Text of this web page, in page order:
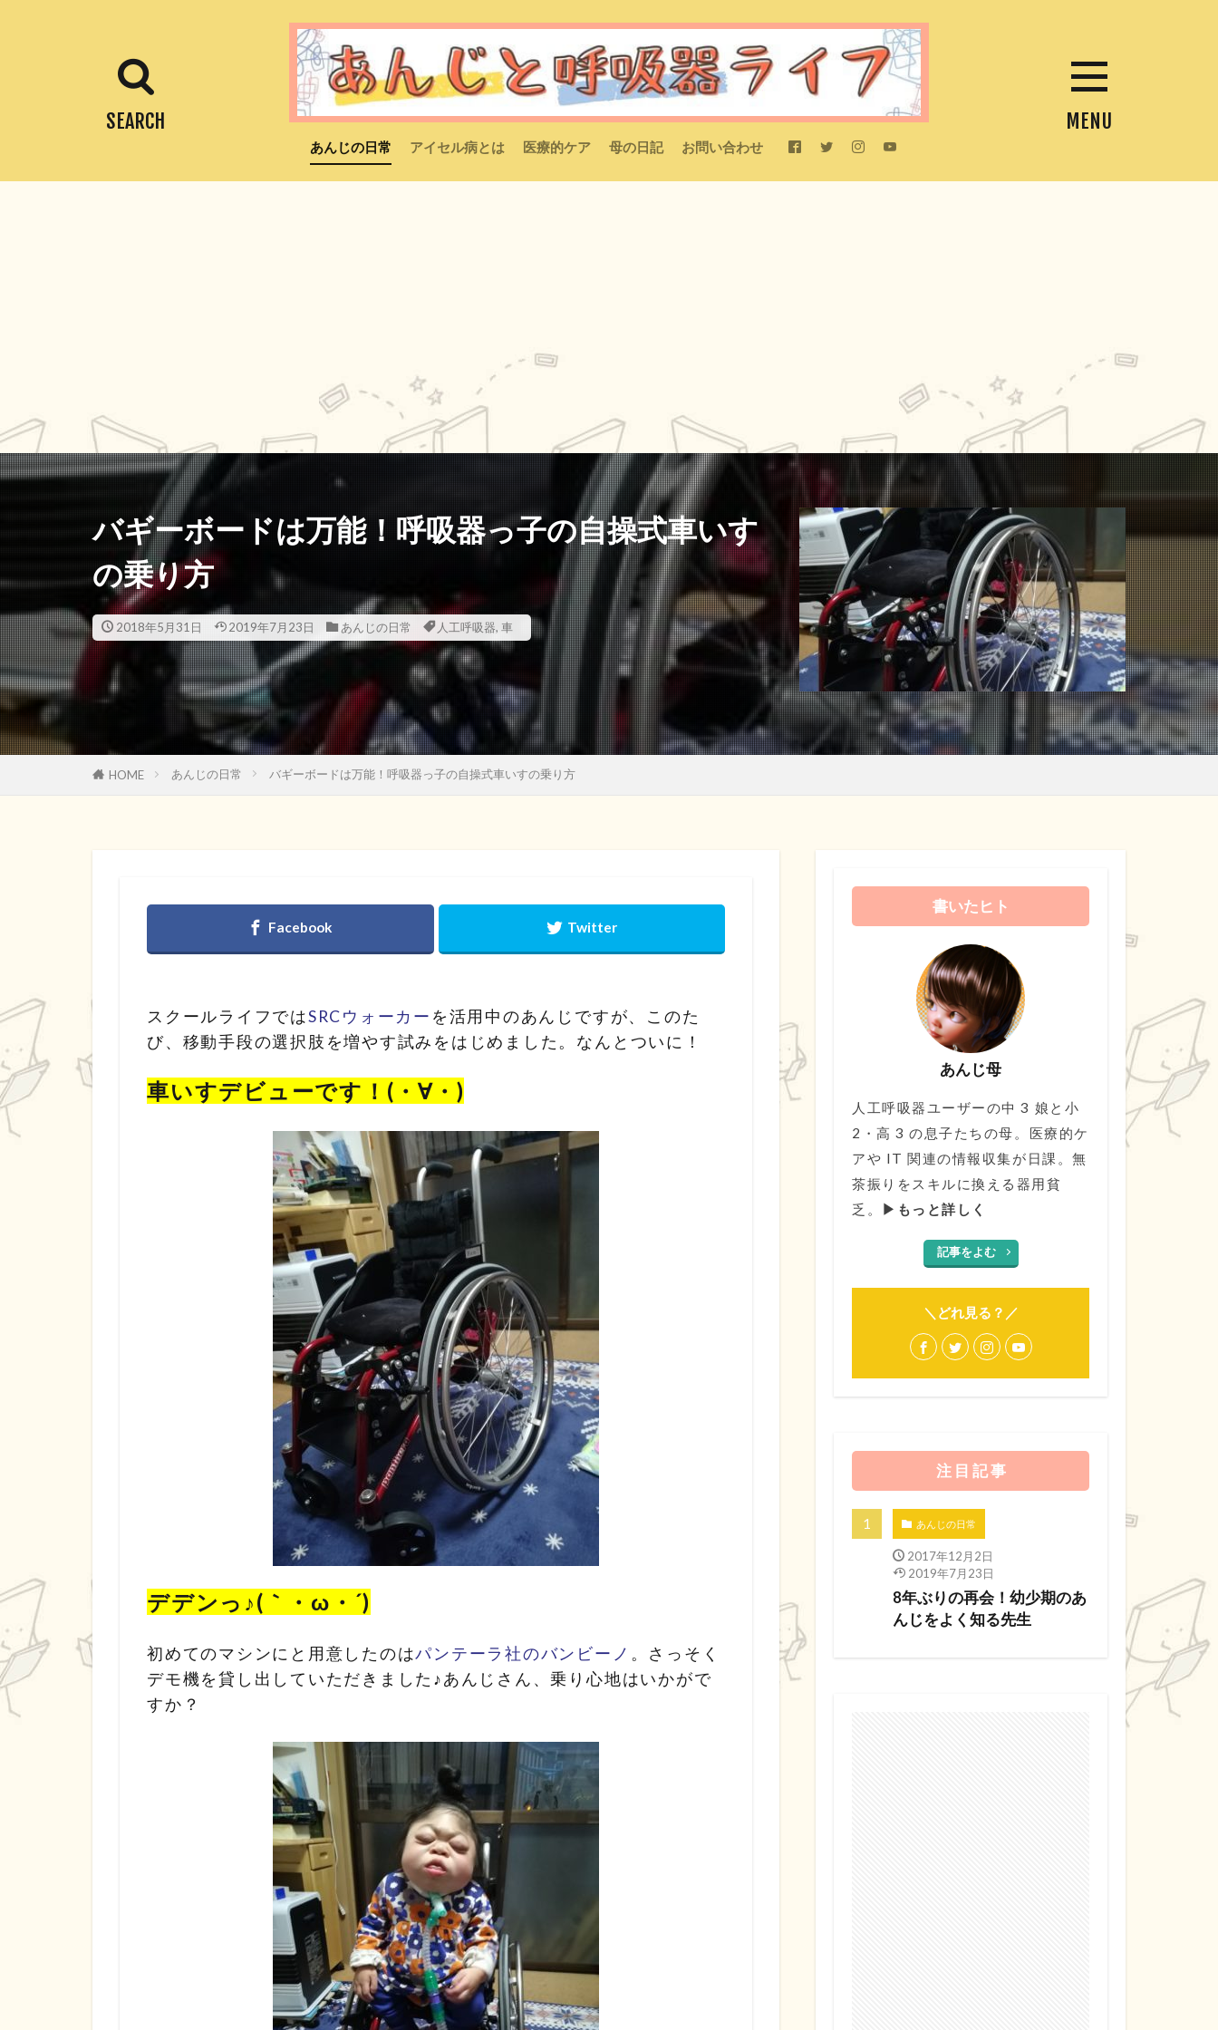
あんじの日常 アイセル病とは 医療的ケア 母の日記 お問い合わせ
バギーボードは万能！呼吸器っ子の自操式車いす
の乗り方
2018年5月31日 2019年7月23日 あんじの日常 人工呼吸器, 車
HOME あんじの日常 バギーボードは万能！呼吸器っ子の自操式車いすの乗り方
スクールライフではSRCウォーカー を活用中のあんじですが、このた
び、移動手段の選択肢を増やす試みをはじめました。なんとついに！
車いすデビューです！(・∀・)
デデンっ♪(｀・ω・´)
初めてのマシンにと用意したのはパンテーラ社のバンビーノ 。さっそく
デモ機を貸し出していただきました♪あんじさん、乗り心地はいかがで
すか？
書いたヒト
あんじ母
人工呼吸器ユーザーの中 3 娘と小
2・高 3 の息子たちの母。医療的ケ
アや IT 関連の情報収集が日課。無
茶振りをスキルに換える器用貧
乏。
▶もっと詳しく
記事をよむ
＼どれ見る？／
注 目 記 事
あんじの日常
2017年12月2日
2019年7月23日
8年ぶりの再会！幼少期のあ
んじをよく知る先生